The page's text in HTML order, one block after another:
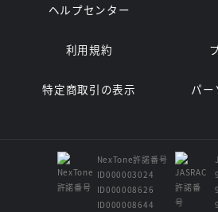
ヘルプセンター
利用規約
特定商取引の表示
パー
NexTone許諾番号
ID000003024
ID000008626
ID000008644